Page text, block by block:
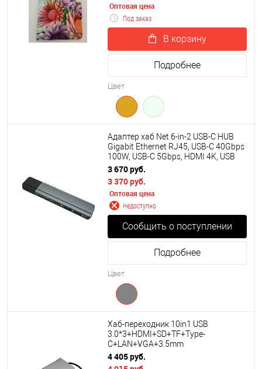
Оптовая цена
Под заказ
В корзину
Подробнее
Цвет
Адаптер хаб Net 6-in-2 USB-C HUB
Gigabit Ethernet RJ45, USB-C 40Gbps
100W, USB-C 5Gbps, HDMI 4K, USB
3.0 х 2
3 670 руб.
3 370 руб.
Оптовая цена
Недоступно
Сообщить о поступлении
Подробнее
Цвет
Хаб-переходник 10in1 USB
3.0*3+HDMI+SD+TF+Type-
C+LAN+VGA+3.5mm
4 405 руб.